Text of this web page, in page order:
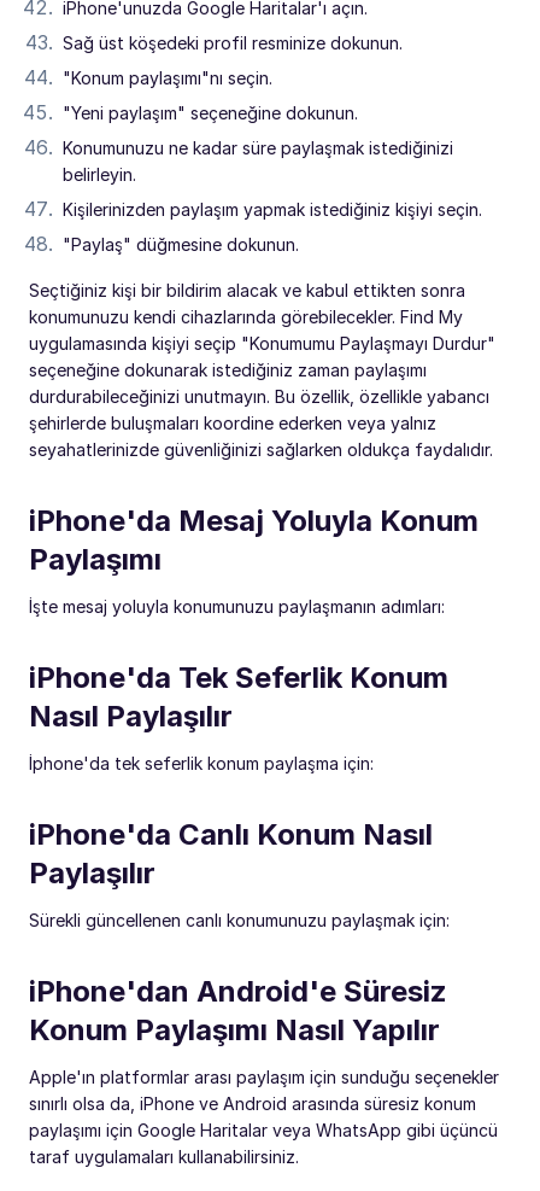
iPhone'unuzda Google Haritalar'ı açın.
Sağ üst köşedeki profil resminize dokunun.
"Konum paylaşımı"nı seçin.
"Yeni paylaşım" seçeneğine dokunun.
Konumunuzu ne kadar süre paylaşmak istediğinizi
belirleyin.
Kişilerinizden paylaşım yapmak istediğiniz kişiyi seçin.
"Paylaş" düğmesine dokunun.
Seçtiğiniz kişi bir bildirim alacak ve kabul ettikten sonra
konumunuzu kendi cihazlarında görebilecekler. Find My
uygulamasında kişiyi seçip "Konumumu Paylaşmayı Durdur"
seçeneğine dokunarak istediğiniz zaman paylaşımı
durdurabileceğinizi unutmayın. Bu özellik, özellikle yabancı
şehirlerde buluşmaları koordine ederken veya yalnız
seyahatlerinizde güvenliğinizi sağlarken oldukça faydalıdır.
iPhone'da Mesaj Yoluyla Konum
Paylaşımı
İşte mesaj yoluyla konumunuzu paylaşmanın adımları:
iPhone'da Tek Seferlik Konum
Nasıl Paylaşılır
İphone'da tek seferlik konum paylaşma için:
iPhone'da Canlı Konum Nasıl
Paylaşılır
Sürekli güncellenen canlı konumunuzu paylaşmak için:
iPhone'dan Android'e Süresiz
Konum Paylaşımı Nasıl Yapılır
Apple'ın platformlar arası paylaşım için sunduğu seçenekler
sınırlı olsa da, iPhone ve Android arasında süresiz konum
paylaşımı için Google Haritalar veya WhatsApp gibi üçüncü
taraf uygulamaları kullanabilirsiniz.